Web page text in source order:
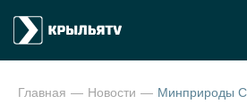
Главная Новости